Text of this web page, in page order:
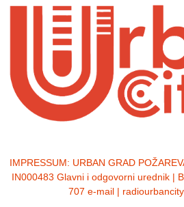
IMPRESSUM: URBAN GRAD
IN000483 Glavni i odgovorni urednik |
707 e-mail |